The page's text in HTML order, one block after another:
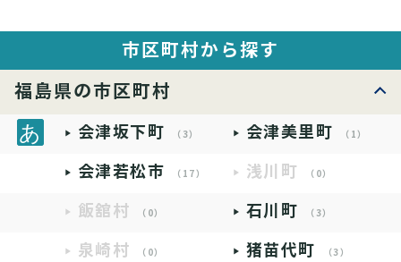
市区町村から探す
福島県の市区町村
会津坂下町 （3） 会津美里町 （1）
会津若松市 （17） 浅川町 （0）
飯舘村 （0） 石川町 （3）
泉崎村 （0） 猪苗代町 （3）